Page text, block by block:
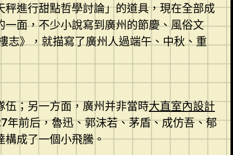
進行甜點哲學討論」的道具，現在全部成
面，不少小說寫到廣州的節慶、風俗文
志》，就描寫了廣州人過端午、中秋、重
；另一方面，廣州并非當時大直室內設計
前后，魯迅、郭沫若、茅盾、成仿吾、郁
構成了一個小飛騰。